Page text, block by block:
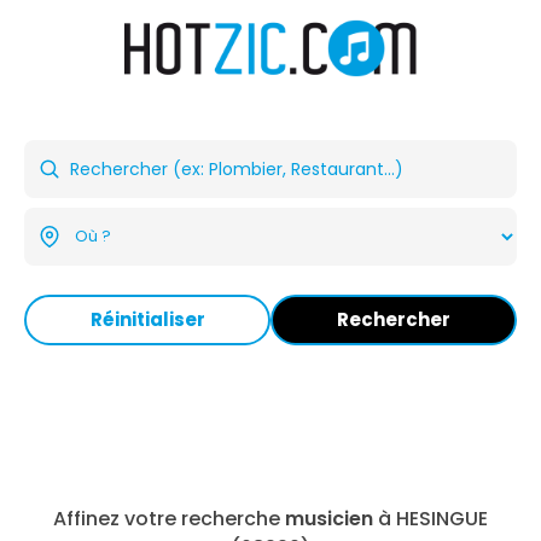
Réinitialiser Rechercher
Affinez votre recherche musicien à HESINGUE